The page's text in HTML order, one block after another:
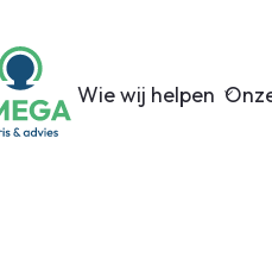
Wie wij helpen